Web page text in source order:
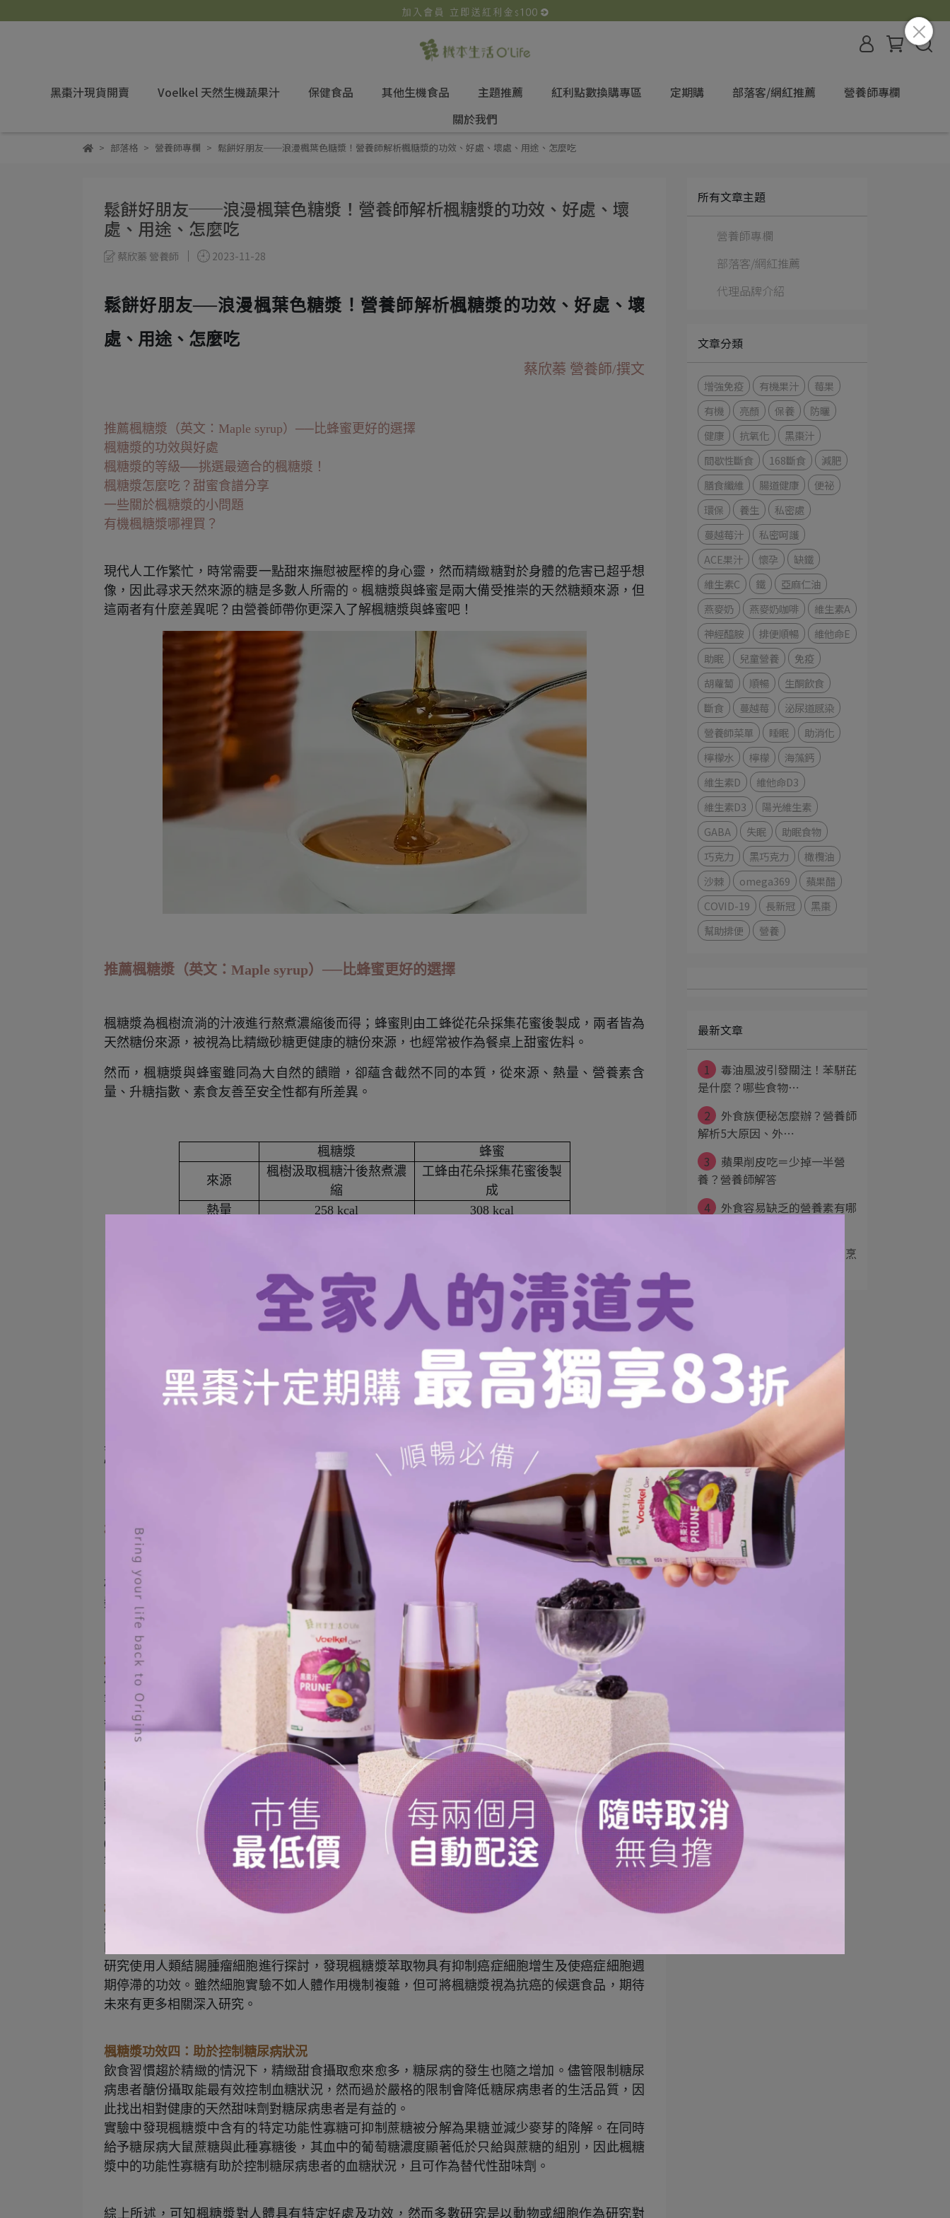
黑棗汁現貨開賣 Voelkel 天然生機蔬果汁 保健食品 其他生機食品 主題推薦 紅利點數換購專區 定期購 部落客/網紅推薦
營養師專欄
關於我們
部落格 營養師專欄 鬆餅好朋友──浪漫楓葉色糖漿！營養師解析楓糖漿的功效、好處、壞處、用途、怎麼吃
鬆餅好朋友──浪漫楓葉色糖漿！營養師解析楓糖漿的功效、好處、壞
處、用途、怎麼吃
蔡欣蓁 營養師 2023-11-28
鬆餅好朋友──浪漫楓葉色糖漿！營養師解析楓糖漿的功效、好處、壞
處、用途、怎麼吃
蔡欣蓁 營養師/撰文
推薦楓糖漿（英文： Maple syrup）──比蜂蜜更好的選擇
楓糖漿的功效與好處
楓糖漿的等級──挑選最適合的楓糖漿！
楓糖漿怎麼吃？甜蜜食譜分享
一些關於楓糖漿的小問題
有機楓糖漿哪裡買？
現代人工作繁忙，時常需要一點甜來撫慰被壓榨的身心靈，然而精緻糖對於身體的危害已超乎想
像，因此尋求天然來源的糖是多數人所需的。楓糖漿與蜂蜜是兩大備受推崇的天然糖類來源，但
這兩者有什麼差異呢？由營養師帶你更深入了解楓糖漿與蜂蜜吧！
推薦楓糖漿（英文： Maple syrup）──比蜂蜜更好的選擇
楓糖漿為楓樹流淌的汁液進行熬煮濃縮後而得；蜂蜜則由工蜂從花朵採集花蜜後製成，兩者皆為
天然糖份來源，被視為比精緻砂糖更健康的糖份來源，也經常被作為餐桌上甜蜜佐料。
然而，楓糖漿與蜂蜜雖同為大自然的饋贈，卻蘊含截然不同的本質，從來源、熱量、營養素含
量、升糖指數、素食友善至安全性都有所差異。
楓糖漿 蜂蜜
來源
楓樹汲取楓糖汁後熬煮濃
縮
工蜂由花朵採集花蜜後製
成
熱量
258 kcal
308 kcal
149 mg
54 61
純素食
有疑慮(
因需經由蜜蜂產
製 )
因含微量肉毒桿菌
未滿一歲嬰兒不宜食用
* 熱量及營養素含量皆以 100 克計，資料來源：食品營養成分資料庫
與蜂蜜相比，楓糖漿擁有較低的熱量、碳水化合物與升糖指數，卻擁有更高的礦物質含量及安全
性，是攝取糖份的較佳選擇，若想為日常餐食增添一抹甜，建議可以將楓糖漿作為優先選擇。
楓糖漿的功效與好處
楓糖漿蘊含豐富維生素、礦物質、植化素、多酚類物質等，更有數種多酚類物質僅存在於純楓糖
漿內，是營養價值極高的食品。
楓糖漿功效一：抗氧化
楓糖漿中的抗氧化物質包含醣基酚類(glycosylated phenolics) 、苷元
、多酚類化合物
等。研究中發現，楓糖漿具有清除自由基的能力，其抗氧化能力優於新鮮草莓及維生素C，為極
具潛力的抗氧化食品。
楓糖漿功效二：抗發炎
酚類物質等除了具有抗氧化效果外，亦可同時調節發炎狀況。科學家還發現僅存於楓糖漿中的酚
類化合物──魁北克酚
(Quebecol) ，此化合物被認為宇楓糖漿的抗發炎生物活性相關。除此之外，
研究亦發現每天餵食高脂飲食誘導肥胖的小鼠楓糖漿，可顯著降低血液中的發炎物質，包含NOS
(nitric oxide species)
IL-6 (Interleukin-6)、PGE2 (Prostaglandin 2)及TNF-a(Tumor necrosis factora)
等，降低身體發炎狀況可有效減緩代謝性疾病的發生，包括肥胖、糖尿病、心血管疾病等。
楓糖漿功效三：抗癌
癌症幾乎充斥在所有人身邊，隨著環境變遷、科技發展及飲食習慣的改變，生活中出現更多潛在
的致癌因子，導致癌症發生率屢創新高，「抗癌」及「防癌」儼然成為新的健康趨勢。
研究使用人類結腸腫瘤細胞進行探討，發現楓糖漿萃取物具有抑制癌症細胞增生及使癌症細胞週
期停滯的功效。雖然細胞實驗不如人體作用機制複雜，但可將楓糖漿視為抗癌的候選食品，期待
未來有更多相關深入研究。
楓糖漿功效四：助於控制糖尿病狀況
飲食習慣趨於精緻的情況下，精緻甜食攝取愈來愈多，糖尿病的發生也隨之增加。儘管限制糖尿
病患者醣份攝取能最有效控制血糖狀況，然而過於嚴格的限制會降低糖尿病患者的生活品質，因
此找出相對健康的天然甜味劑對糖尿病患者是有益的。
實驗中發現楓糖漿中含有的特定功能性寡糖可抑制蔗糖被分解為果糖並減少麥芽的降解。在同時
給予糖尿病大鼠蔗糖與此種寡糖後，其血中的葡萄糖濃度顯著低於只給與蔗糖的組別，因此楓糖
漿中的功能性寡糖有助於控制糖尿病患者的血糖狀況，且可作為替代性甜味劑。
綜上所述，可知楓糖漿對人體具有特定好處及功效，然而多數研究是以動物或細胞作為研究對
所有文章主題
營養師專欄
部落客/網紅推薦
代理品牌介紹
文章分類
增強免疫 有機果汁
莓果
有機
亮顏 保養
防曬
健康
抗氧化
黑棗汁
間歇性斷食
168斷食
減肥
膳食纖維
腸道健康
便祕
環保
養生
私密處
蔓越莓汁
私密呵護
ACE果汁
懷孕
缺鐵
維生素C
鐵
亞麻仁油
燕麥奶
燕麥奶咖啡
維生素A
神經醯胺
排便順暢
維他命E
助眠
兒童營養
免疫
胡蘿蔔
順暢
生酮飲食
斷食
蔓越莓
泌尿道感染
營養師菜單
睡眠
助消化
檸檬水
檸檬
海藻鈣
維生素D
維他命D3
維生素D3
陽光維生素
GABA
失眠
助眠食物
巧克力
黑巧克力
橄欖油
沙棘
omega369
蘋果醋
COVID-19
長新冠
黑棗
幫助排便
營養
最新文章
1
毒油風波引發關注！苯駢芘
是什麼？哪些食物⋯
2
外食族便秘怎麼辦？營養師
解析5大原因、外⋯
3
蘋果削皮吃＝少掉一半營
養？營養師解答
4
外食容易缺乏的營養素有哪
蔬菜怎麼煮營養不流失？烹